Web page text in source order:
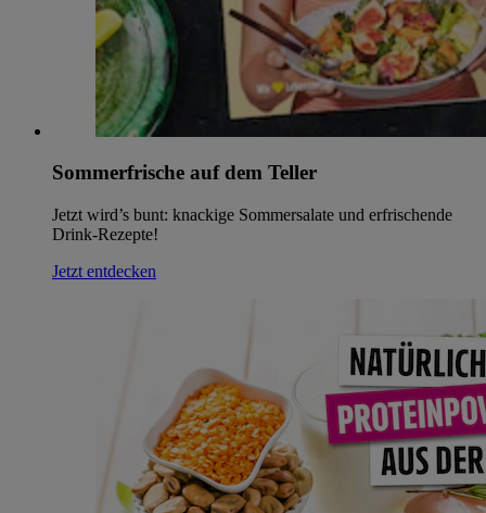
Sommerfrische auf dem Teller
Jetzt wird’s bunt: knackige Sommersalate und erfrischende
Drink-Rezepte!
Jetzt entdecken